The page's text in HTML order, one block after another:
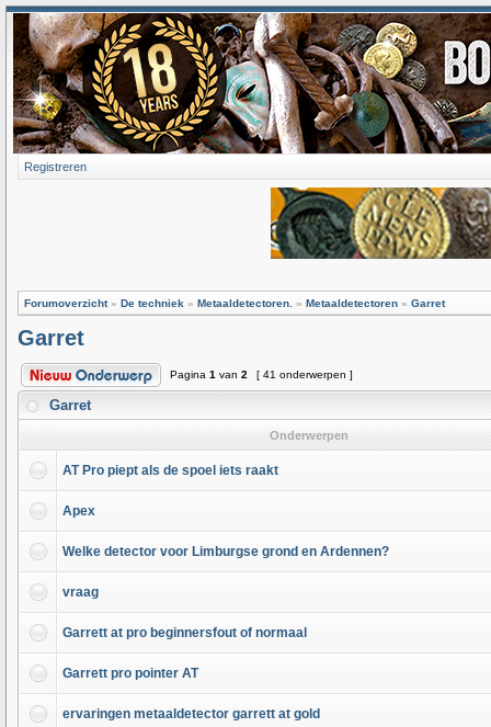
Registreren
Forumoverzicht» De techniek » Metaaldetectoren. » Metaaldetectoren » Garret
Garret
Pagina 1 van 2 [ 41 onderwerpen ]
Garret
Onderwerpen
AT Pro piept als de spoel iets raakt
Apex
Welke detector voor Limburgse grond en Ardennen?
vraag
Garrett at pro beginnersfout of normaal
Garrett pro pointer AT
ervaringen metaaldetector garrett at gold